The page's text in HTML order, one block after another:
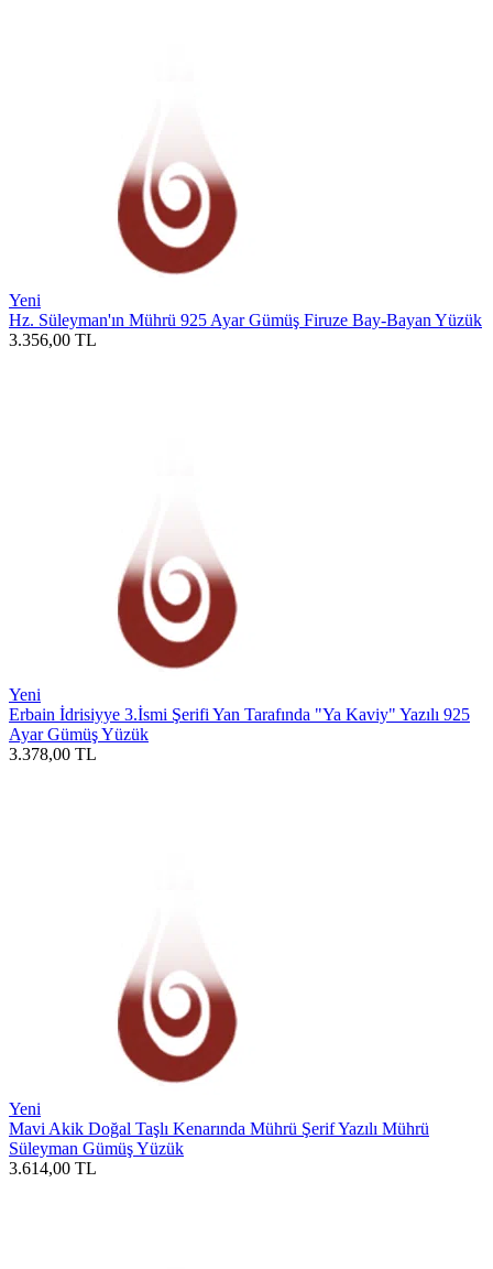
Yeni
Hz. Süleyman'ın Mührü 925 Ayar Gümüş Firuze Bay-Bayan Yüzük
3.356,00 TL
Yeni
Erbain İdrisiyye 3.İsmi Şerifi Yan Tarafında "Ya Kaviy" Yazılı 925
Ayar Gümüş Yüzük
3.378,00 TL
Yeni
Mavi Akik Doğal Taşlı Kenarında Mührü Şerif Yazılı Mührü
Süleyman Gümüş Yüzük
3.614,00 TL